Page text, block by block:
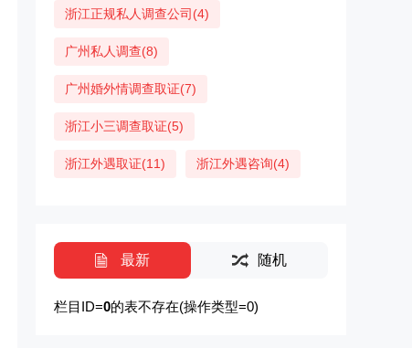
浙江正规私人调查公司(4)
广州私人调查(8)
广州婚外情调查取证(7)
浙江小三调查取证(5)
浙江外遇取证(11) 浙江外遇咨询(4)
最新 随机
栏目ID=0的表不存在(操作类型=0)